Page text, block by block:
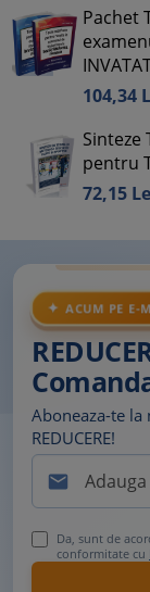
Pachet
104,34
Sinteze
pentru
72,15
ACUM PE E-
Aboneaza-te la
REDUCERE!

Da, sunt de
conformitate cu